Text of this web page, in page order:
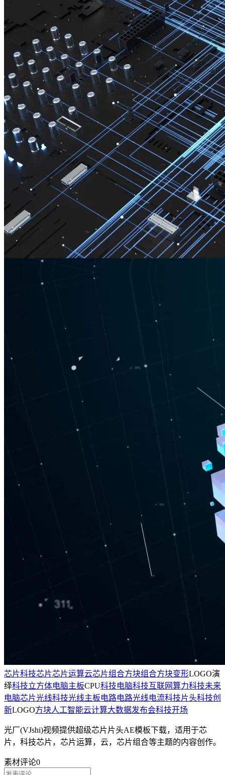
芯片科技芯片芯片运算云芯片组合方块组合方块变形LOGO演
绎科技立方体电脑主板CPU科技电脑科技互联网算力科技未来
电脑芯片光线科技光线主板电路电路光线电流科技片头科技创
新LOGO方块人工智能云计算大数据发布会科技开场
光厂(VJshi)视频提供超级芯片片头AE模板 下载，适用于芯
片，科技芯片，芯片运算，云，芯片组合等主题的内容创作。
素材评论0